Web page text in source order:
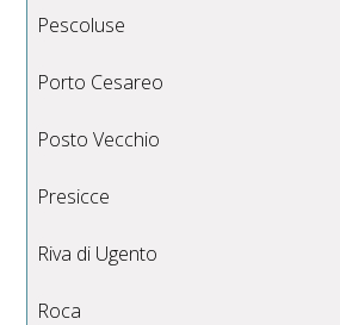
Pescoluse
Porto Cesareo
Posto Vecchio
Presicce
Riva di Ugento
Roca